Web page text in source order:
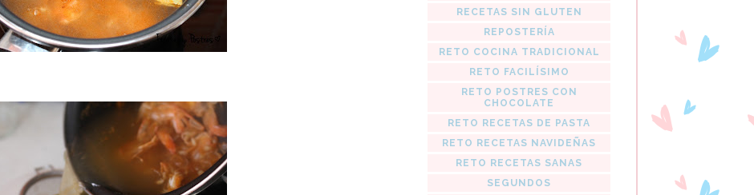
RECETAS SIN GLUTEN
REPOSTERÍA
RETO COCINA TRADICIONAL
RETO FACILÍSIMO
RETO POSTRES CON
CHOCOLATE
RETO RECETAS DE PASTA
RETO RECETAS NAVIDEÑAS
RETO RECETAS SANAS
SEGUNDOS